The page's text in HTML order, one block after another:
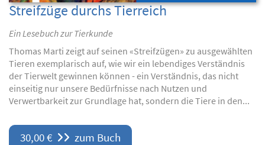
Streifzüge durchs Tierreich
Ein Lesebuch zur Tierkunde
Thomas Marti zeigt auf seinen «Streifzügen» zu ausgewählten
Tieren exemplarisch auf, wie wir ein lebendiges Verständnis
der Tierwelt gewinnen können - ein Verständnis, das nicht
einseitig nur unsere Bedürfnisse nach Nutzen und
Verwertbarkeit zur Grundlage hat, sondern die Tiere in den...
30,00 € zum Buch